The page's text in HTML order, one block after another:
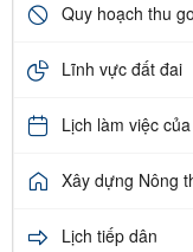
Quy hoạch thu
Lĩnh vực đất đai
Lịch làm việc
Xây dựng Nông
Lịch tiếp dân